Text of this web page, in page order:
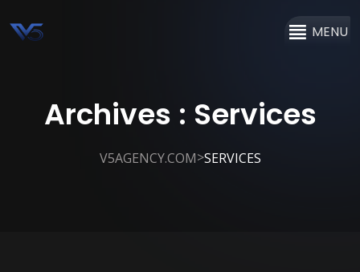
MENU
Archives : Services
V5AGENCY.COM>SERVICES